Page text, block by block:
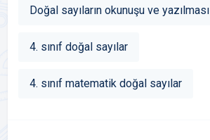
Doğal sayıların okunuşu ve yazılması
4. sınıf doğal sayılar
4. sınıf matematik doğal sayılar